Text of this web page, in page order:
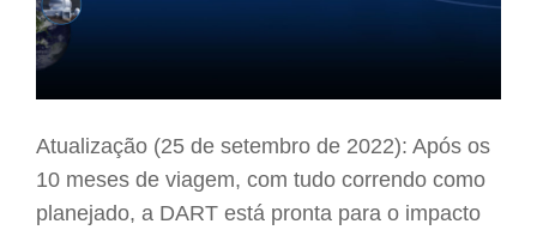
Atualização (25 de setembro de 2022): Após os
10 meses de viagem, com tudo correndo como
planejado, a DART está pronta para o impacto